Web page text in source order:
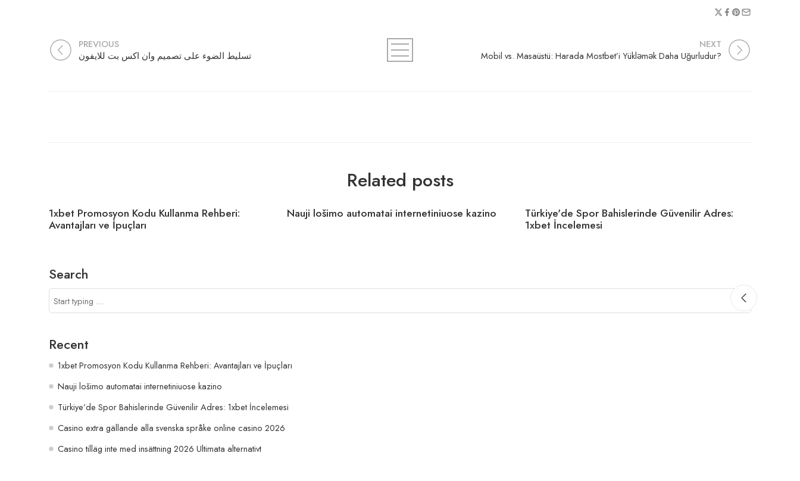
PREVIOUS
تسليط الضوء على تصميم وان اكس بت للايفون
NEXT
Mobil vs. Masaüstü: Harada Mostbet’i Yükləmək Daha Uğurludur?
Related posts
1xbet Promosyon Kodu Kullanma Rehberi:
Avantajları ve İpuçları
Nauji lošimo automatai internetiniuose kazino Türkiye'de Spor Bahislerinde Güvenilir Adres:
1xbet İncelemesi
Search
Recent
1xbet Promosyon Kodu Kullanma Rehberi: Avantajları ve İpuçları
Nauji lošimo automatai internetiniuose kazino
Türkiye’de Spor Bahislerinde Güvenilir Adres: 1xbet İncelemesi
Casino extra gällande alla svenska språke online casino 2026
Casino tilläg inte med insättning 2026 Ultimata alternativt